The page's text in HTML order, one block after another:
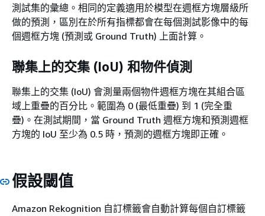
測試集的彙總。相同的定義適用於模型在週框方塊層級所
做的預測，區別在於所有指標都會在每個測試影像中的每
個週框方塊 (預測或 Ground Truth) 上面計算。
聯集上的交集 (IoU) 和物件偵測
聯集上的交集 (IoU) 會測量兩個物件週框方塊在其組合區
域上重疊的百分比。範圍為 0 (最低重疊) 到 1 (完全重
疊)。在測試期間，當 Ground Truth 週框方塊和預測週框
方塊的 IoU 至少為 0.5 時，預測的週框方塊即正確。
假設閾值
Amazon Rekognition 自訂標籤會自動計算每個自訂標籤